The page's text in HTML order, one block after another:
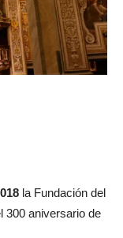
la Fundación del
300 aniversario de